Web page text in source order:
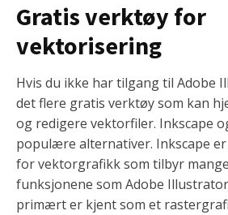
Gratis verktøy for
vektorisering
Hvis du ikke har tilgang til Adobe
det flere gratis verktøy som kan
og redigere vektorfiler. Inkscape
populære alternativer. Inkscape
for vektorgrafikk som tilbyr
funksjonene som Adobe
primært er kjent som et